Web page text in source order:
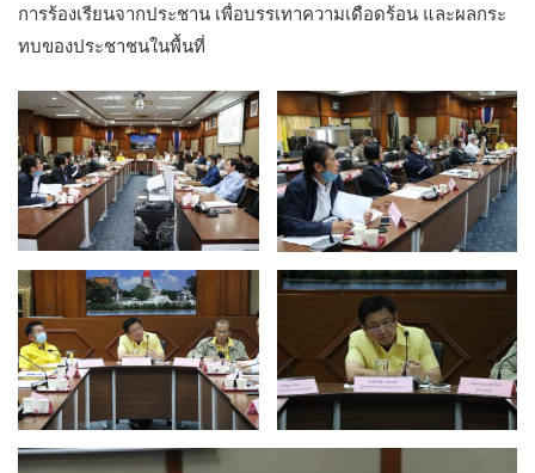
การร้องเรียนจากประชาน เพื่อบรรเทาความเดือดร้อน และผลกระ
ทบของประชาชนในพื้นที่